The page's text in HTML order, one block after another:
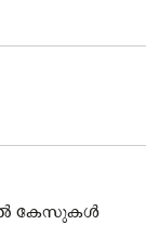
കേസുകള്‍